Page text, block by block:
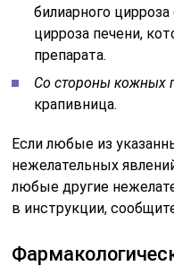
билиарного
цирроза печени,
препарата.
Со стороны кожных
крапивница.
Если любые из
нежелательных
любые другие
в инструкции,